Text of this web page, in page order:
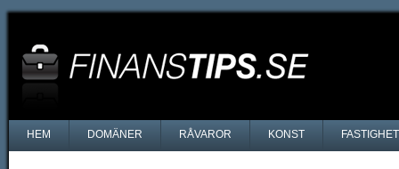
HEM DOMÄNER RÅVAROR KONST